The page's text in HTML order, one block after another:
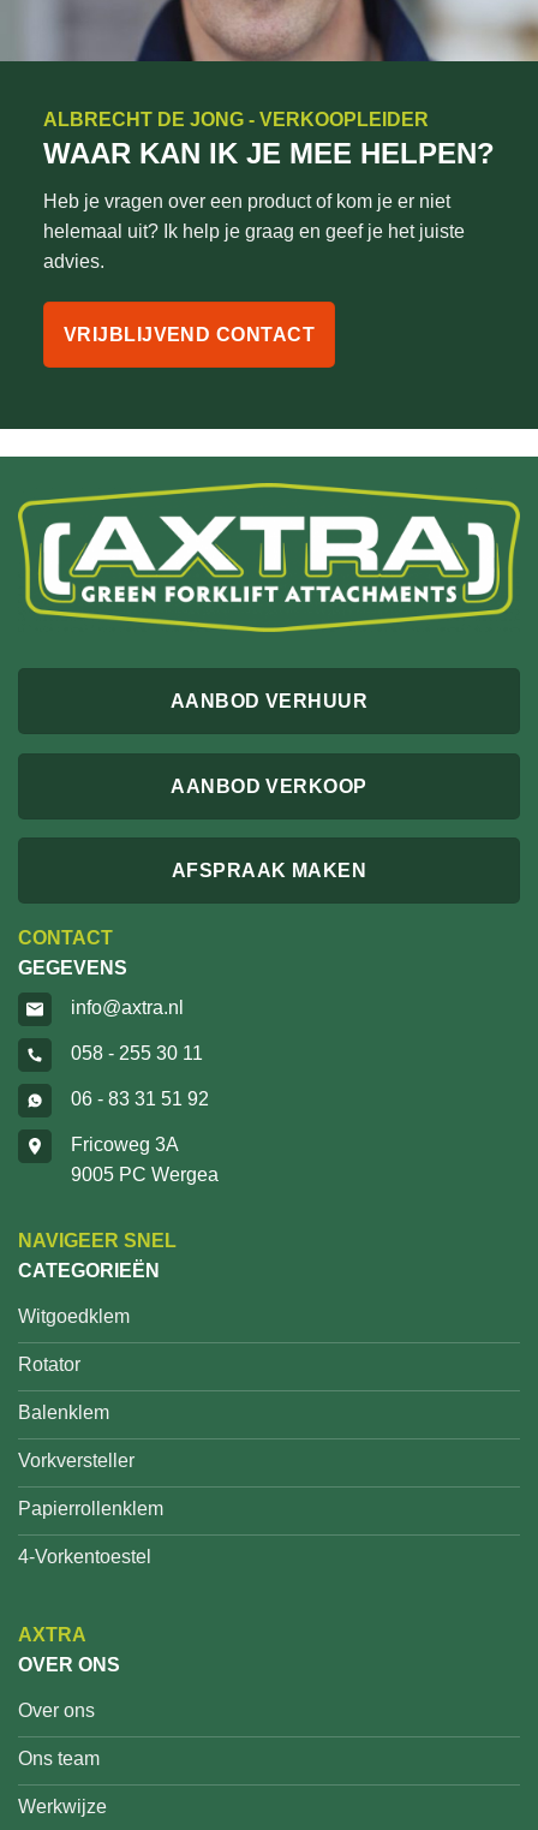
ALBRECHT DE JONG - VERKOOPLEIDER
WAAR KAN IK JE MEE HELPEN?
Heb je vragen over een product of kom je er niet
helemaal uit? Ik help je graag en geef je het juiste
advies.
VRIJBLIJVEND CONTACT
AANBOD VERHUUR
AANBOD VERKOOP
AFSPRAAK MAKEN
CONTACT
GEGEVENS
info@axtra.nl
058 - 255 30 11
06 - 83 31 51 92
Fricoweg 3A
9005 PC Wergea
NAVIGEER SNEL
CATEGORIEËN
Witgoedklem
Rotator
Balenklem
Vorkversteller
Papierrollenklem
4-Vorkentoestel
AXTRA
OVER ONS
Over ons
Ons team
Werkwijze